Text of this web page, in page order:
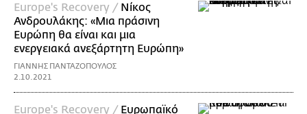
Europe's Recovery / Νίκος
Ανδρουλάκης: «Μια πράσινη
Ευρώπη θα είναι και μια
ενεργειακά ανεξάρτητη Ευρώπη»
ΓΙΑΝΝΗΣ ΠΑΝΤΑΖΟΠΟΥΛΟΣ
2.10.2021
Europe's Recovery / Eυρωπαϊκό